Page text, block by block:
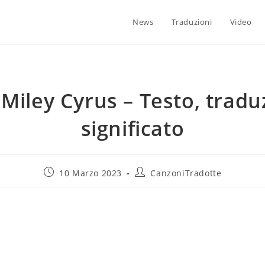
News Traduzioni Video
Cyrus – Testo,
significato
10 Marzo 2023 CanzoniTradotte